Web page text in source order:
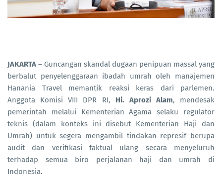
JAKARTA – Guncangan skandal dugaan penipuan massal yang
berbalut penyelenggaraan ibadah umrah oleh manajemen
Hanania Travel memantik reaksi keras dari parlemen.
Anggota Komisi VIII DPR RI, Hi. Aprozi Alam, mendesak
pemerintah melalui Kementerian Agama selaku regulator
teknis (dalam konteks ini disebut Kementerian Haji dan
Umrah) untuk segera mengambil tindakan represif berupa
audit dan verifikasi faktual ulang secara menyeluruh
terhadap semua biro perjalanan haji dan umrah di
Indonesia.